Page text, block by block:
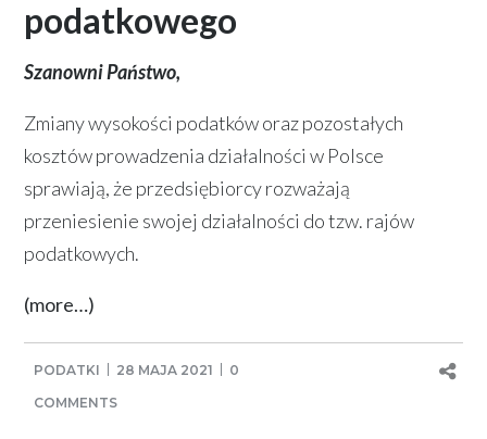
podatkowego
Szanowni Państwo,
Zmiany wysokości podatków oraz pozostałych
kosztów prowadzenia działalności w Polsce
sprawiają, że przedsiębiorcy rozważają
przeniesienie swojej działalności do tzw. rajów
podatkowych.
(more…)
PODATKI 28 MAJA 2021
0
COMMENTS